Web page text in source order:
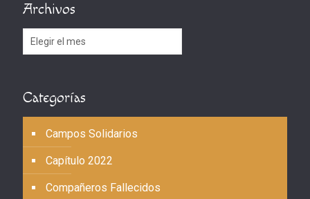
Archivos
Archivos
Categorías
Campos Solidarios
Capítulo 2022
Compañeros Fallecidos